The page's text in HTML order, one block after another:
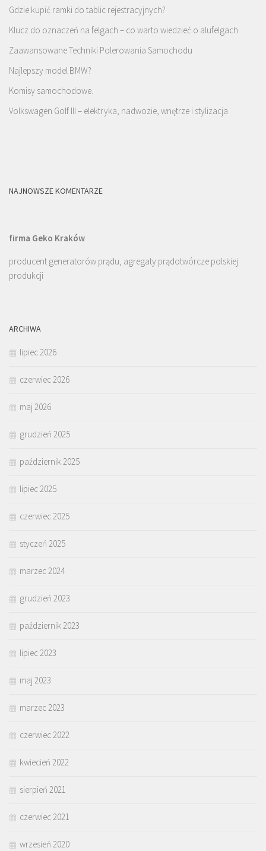
Gdzie kupić ramki do tablic rejestracyjnych?
Klucz do oznaczeń na felgach – co warto wiedzieć o alufelgach
Zaawansowane Techniki Polerowania Samochodu
Najlepszy model BMW?
Komisy samochodowe.
Volkswagen Golf III – elektryka, nadwozie, wnętrze i stylizacja
NAJNOWSZE KOMENTARZE
firma Geko Kraków
producent generatorów prądu, agregaty prądotwórcze polskiej
produkcji
ARCHIWA
lipiec 2026
czerwiec 2026
maj 2026
grudzień 2025
październik 2025
lipiec 2025
czerwiec 2025
styczeń 2025
marzec 2024
grudzień 2023
październik 2023
lipiec 2023
maj 2023
marzec 2023
czerwiec 2022
kwiecień 2022
sierpień 2021
czerwiec 2021
wrzesień 2020